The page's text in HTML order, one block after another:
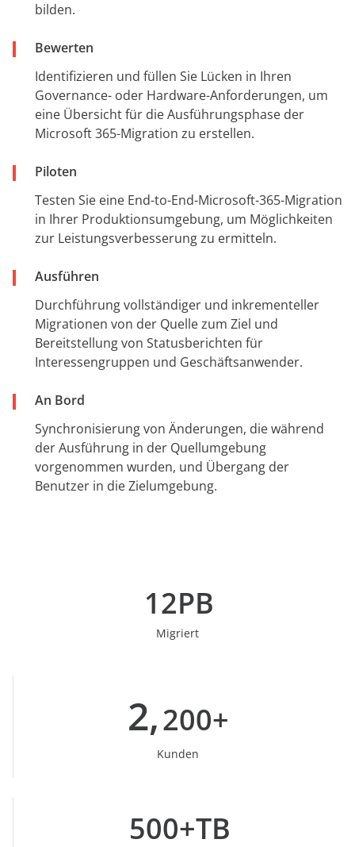
bilden.
Bewerten
Identifizieren und füllen Sie Lücken in Ihren
Governance- oder Hardware-Anforderungen, um
eine Übersicht für die Ausführungsphase der
Microsoft 365-Migration zu erstellen.
Piloten
Testen Sie eine End-to-End-Microsoft-365-Migration
in Ihrer Produktionsumgebung, um Möglichkeiten
zur Leistungsverbesserung zu ermitteln.
Ausführen
Durchführung vollständiger und inkrementeller
Migrationen von der Quelle zum Ziel und
Bereitstellung von Statusberichten für
Interessengruppen und Geschäftsanwender.
An Bord
Synchronisierung von Änderungen, die während
der Ausführung in der Quellumgebung
vorgenommen wurden, und Übergang der
Benutzer in die Zielumgebung.
12PB
Migriert
2,200+
Kunden
500+TB